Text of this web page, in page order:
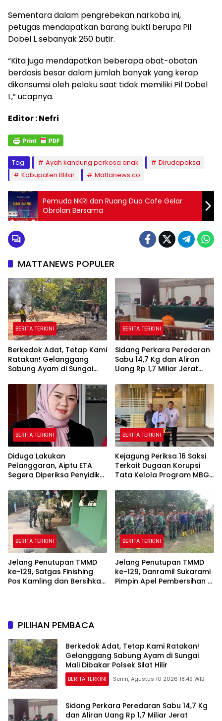
Sementara dalam pengrebekan narkoba ini,
petugas mendapatkan barang bukti berupa Pil
Dobel L sebanyak 260 butir.
“Kita juga mendapatkan beberapa obat-obatan
berdosis besar dalam jumlah banyak yang kerap
dikonsumsi oleh pelaku saat tidak memiliki Pil Dobel
L,” ucapnya.
Editor : Nefri
Tag: Ayah kandung perkosa anak
Dirudapaksa
Kabupaten Blitar
Mattanews.co
Pemuda NKRI dan Ruang Dua Cafe Gelar
Obrolan Bersama
MATTANEWS POPULER
BERITA TERKINI
Berkedok Adat, Tetap Kami
Ratakan! Gelanggang
Sabung Ayam di Sungai
Hilir
BERITA TERKINI
Sidang Perkara Peredaran
Sabu 14,7 Kg dan Aliran
Uang Rp 1,7 Miliar Jerat
BERITA TERKINI
Diduga Lakukan
Pelanggaran, ‎Aiptu ETA
Segera Diperiksa Penyidik
BERITA TERKINI
Kejagung Periksa 16 Saksi
Terkait Dugaan Korupsi
Tata Kelola Program MBG
BERITA TERKINI
Jelang Penutupan TMMD
ke-129, Satgas Finishing
Pos Kamling dan Bersihkan
BERITA TERKINI
Jelang Penutupan TMMD
ke-129, Danramil Sukarami
Pimpin Apel Pembersihan di
PILIHAN PEMBACA
Berkedok Adat, Tetap Kami Ratakan!
Gelanggang Sabung Ayam di Sungai
Mali Dibakar Polsek Silat Hilir
BERITA TERKINI Senin, Agustus 10 2026 18:49 WIB
Sidang Perkara Peredaran Sabu 14,7 Kg
dan Aliran Uang Rp 1,7 Miliar Jerat